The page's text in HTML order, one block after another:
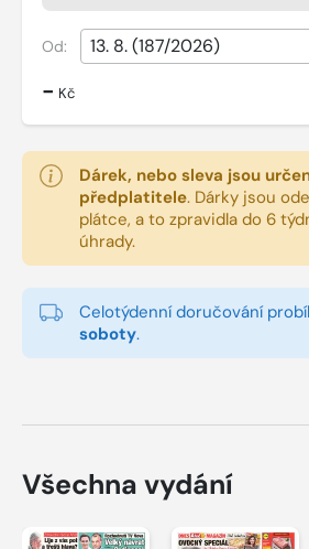
Od:
- Kč
Dárek, nebo sleva jsou
předplatitele. Dárky jsou
plátce, a to zpravidla do 6
úhrady.
Celotýdenní doručování
soboty.
Všechna vydání